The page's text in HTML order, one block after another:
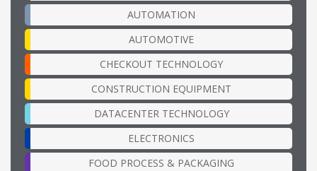
AUTOMATION
AUTOMOTIVE
CHECKOUT TECHNOLOGY
CONSTRUCTION EQUIPMENT
DATACENTER TECHNOLOGY
ELECTRONICS
FOOD PROCESS & PACKAGING